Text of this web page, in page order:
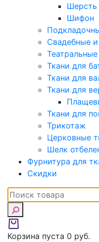
Шерсть
Шифон
Свадебные и
Театральные
Ткани для
Ткани для
Ткани для
Ткани для
Трикотаж
Церковные
Шелк
Фурнитура для
Скидки
Корзина пуста 0 руб.